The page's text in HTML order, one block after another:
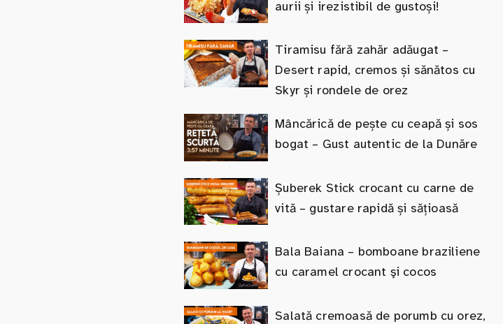
aurii și irezistibil de gustoși!
Tiramisu fără zahăr adăugat –
Desert rapid, cremos și sănătos cu
Skyr și rondele de orez
Mâncărică de pește cu ceapă și sos
bogat – Gust autentic de la Dunăre
Șuberek Stick crocant cu carne de
vită – gustare rapidă și sățioasă
Bala Baiana – bomboane braziliene
cu caramel crocant şi cocos
Salată cremoasă de porumb cu orez,